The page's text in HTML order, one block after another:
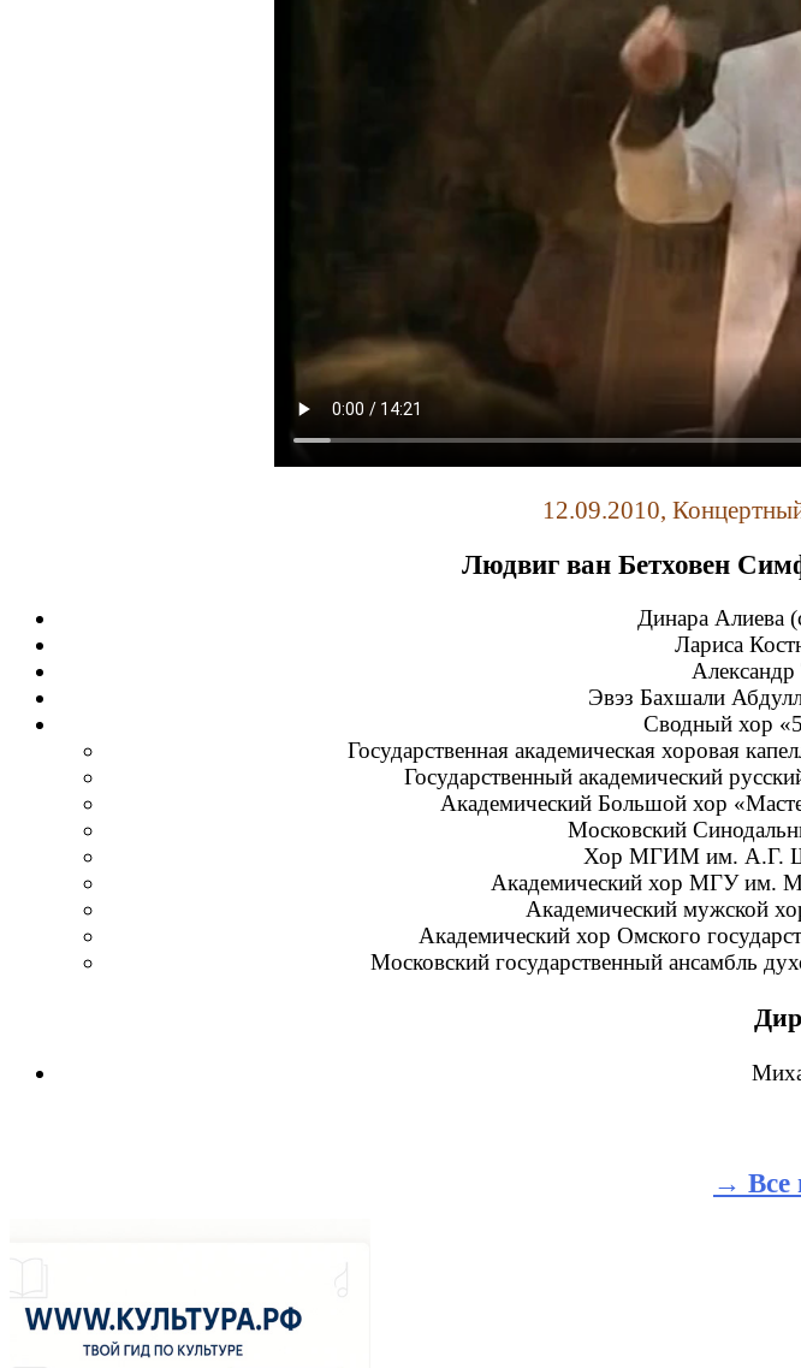
12.09.2010,
Людвиг ван Бетховен
Динара Алиева
Лариса
Эвэз Бахшали
Сводный хор
Государственная академическая хоровая
Государственный академический
Академический Большой хор
Московский
Хор МГИМ им. А.Г.
Академический хор МГУ им.
Академический мужской
Академический хор Омского
Московский государственный ансамбль
→ Все